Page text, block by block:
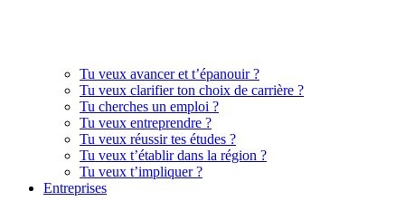
Tu veux avancer et t’épanouir ?
Tu veux clarifier ton choix de carrière ?
Tu cherches un emploi ?
Tu veux entreprendre ?
Tu veux réussir tes études ?
Tu veux t’établir dans la région ?
Tu veux t’impliquer ?
Entreprises